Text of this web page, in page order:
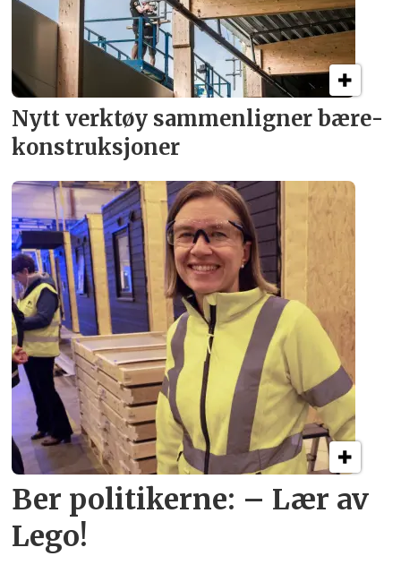
Nytt verktøy sammenligner bære­
konstruksjoner
Ber politikerne: – Lær av
Lego!